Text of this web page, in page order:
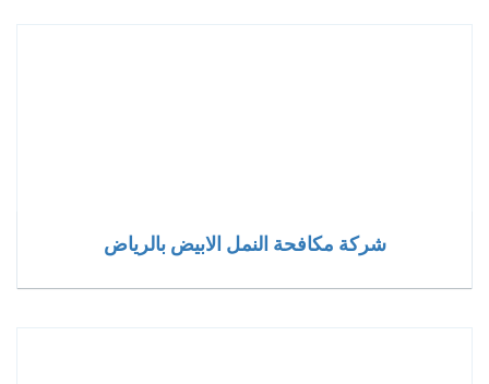
شركة مكافحة النمل الابيض بالرياض